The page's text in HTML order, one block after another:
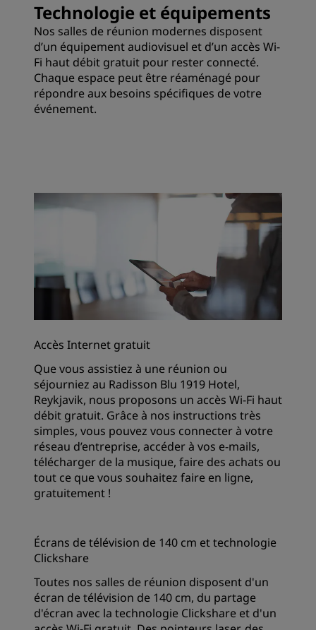
Technologie et équipements
Nos salles de réunion modernes disposent
d’un équipement audiovisuel et d’un accès Wi-
Fi haut débit gratuit pour rester connecté.
Chaque espace peut être réaménagé pour
répondre aux besoins spécifiques de votre
événement.
Accès Internet gratuit
Que vous assistiez à une réunion ou
séjourniez au Radisson Blu 1919 Hotel,
Reykjavik, nous proposons un accès Wi-Fi haut
débit gratuit. Grâce à nos instructions très
simples, vous pouvez vous connecter à votre
réseau d’entreprise, accéder à vos e-mails,
télécharger de la musique, faire des achats ou
tout ce que vous souhaitez faire en ligne,
gratuitement !
Écrans de télévision de 140 cm et technologie
Clickshare
Toutes nos salles de réunion disposent d'un
écran de télévision de 140 cm, du partage
d'écran avec la technologie Clickshare et d'un